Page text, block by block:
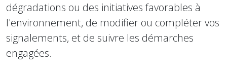
dégradations ou des initiatives favorables à
l'environnement, de modifier ou compléter vos
signalements, et de suivre les démarches
engagées.